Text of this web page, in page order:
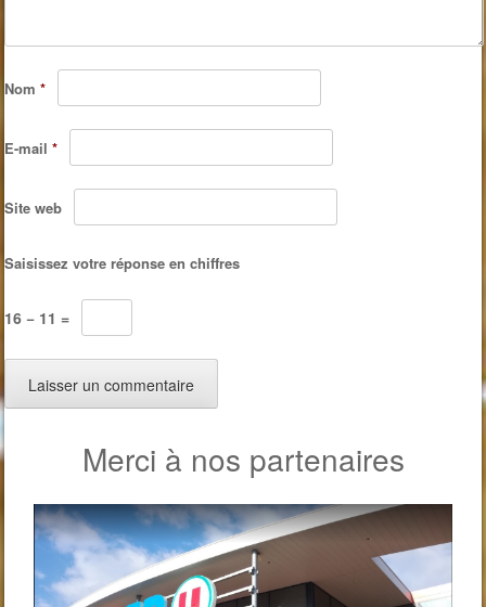
Nom*
E-mail*
Site web
Saisissez votre réponse en chiffres
16 − 11 =
Merci à nos partenaires